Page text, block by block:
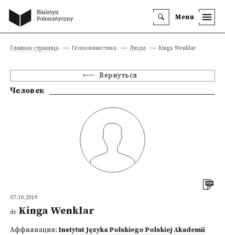
Menu
Главная страница Геополонистика Люди Kinga Wenklar
Вернуться
Человек
07.10.2019
dr Kinga Wenklar
Аффилиация: Instytut Języka Polskiego Polskiej Akademii